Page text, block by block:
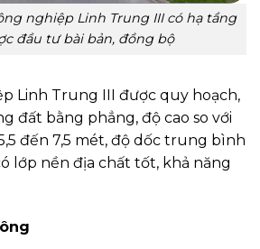
nghiệp Linh Trung III có hạ tầng
đầu tư bài bản, đồng bộ
Linh Trung III được quy hoạch,
đất bằng phẳng, độ cao so với
đến 7,5 mét, độ dốc trung bình
lớp nền địa chất tốt, khả năng